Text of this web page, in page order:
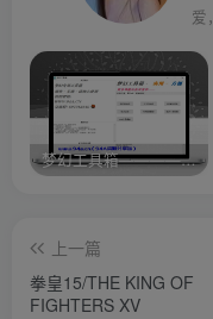
爱
梦幻工具箱————-免费
上一篇
拳皇15/THE KING OF
FIGHTERS XV